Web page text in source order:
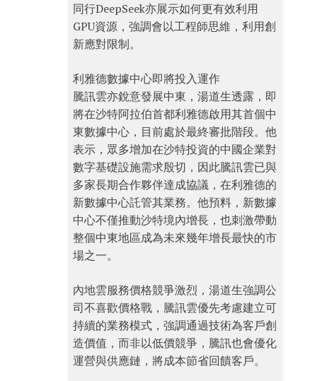
同行DeepSeek亦展示如何更有效利用
GPU資源，強調會以工程師思維，利用創
新應對限制。
利雅德數據中心即將投入運作
騰訊雲亦銳意發展中東，湯道生透露，即
將在沙特阿拉伯首都利雅德啟用其首個中
東數據中心，目前處於最終審批階段。他
表示，眾多增加在沙特投資的中國企業對
數字基礎設施需求殷切，因此騰訊雲已與
多家長期合作夥伴達成協議，在利雅德的
新數據中心託管其業務。他預料，新數據
中心不僅推動沙特境內增長，也刺激帶動
整個中東地區成為未來幾年增長最快的市
場之一。
內地雲服務價格競爭激烈，湯道生強調公
司不喜歡價格戰，騰訊雲優先考慮建立可
持續的業務模式，強調通過技術為客戶創
造價值，而非以低價競爭，騰訊也會優化
運營與供應鏈，將成本節省回饋客戶。